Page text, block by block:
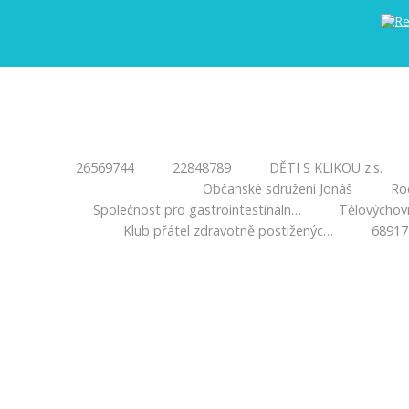
26569744 - 22848789 - DĚTI S KLIKOU z.s.
-
-
Občanské sdružení Jonáš -
-
Společnost pro gastrointestináln… -
-
Klub přátel zdravotně postiženýc… -